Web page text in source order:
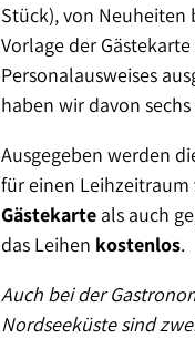
Stück), von Neuheiten
Vorlage der
Personalausweises
haben wir davon
Ausgegeben werden
für einen Leihzeitraum
Gästekarte als auch
das Leihen kostenlos.
Auch bei der
Nordseeküste sind